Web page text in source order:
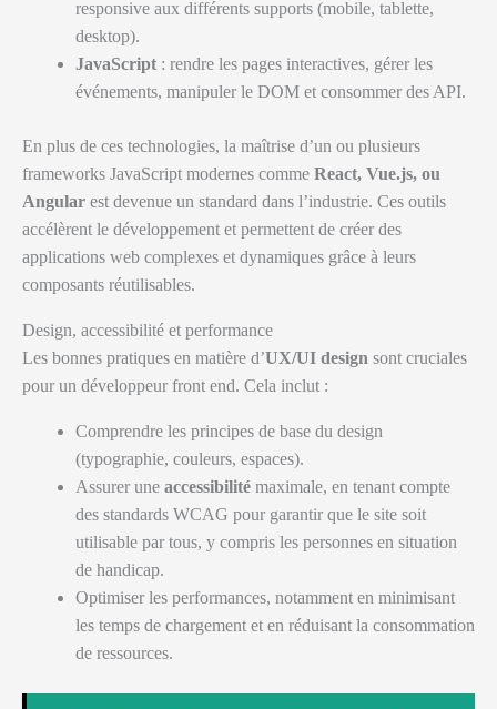
responsive aux différents supports (mobile, tablette,
desktop).
JavaScript : rendre les pages interactives, gérer les
événements, manipuler le DOM et consommer des API.
En plus de ces technologies, la maîtrise d’un ou plusieurs
frameworks JavaScript modernes comme React, Vue.js, ou
Angular est devenue un standard dans l’industrie. Ces outils
accélèrent le développement et permettent de créer des
applications web complexes et dynamiques grâce à leurs
composants réutilisables.
Design, accessibilité et performance
Les bonnes pratiques en matière d’UX/UI design sont cruciales
pour un développeur front end. Cela inclut :
Comprendre les principes de base du design
(typographie, couleurs, espaces).
Assurer une accessibilité maximale, en tenant compte
des standards WCAG pour garantir que le site soit
utilisable par tous, y compris les personnes en situation
de handicap.
Optimiser les performances, notamment en minimisant
les temps de chargement et en réduisant la consommation
de ressources.